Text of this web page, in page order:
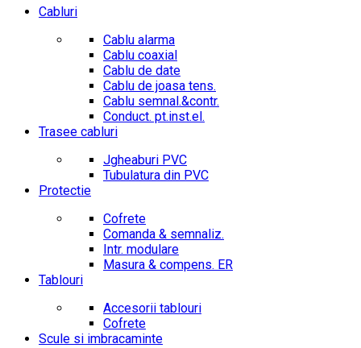
Cabluri
Cablu alarma
Cablu coaxial
Cablu de date
Cablu de joasa tens.
Cablu semnal.&contr.
Conduct. pt.inst.el.
Trasee cabluri
Jgheaburi PVC
Tubulatura din PVC
Protectie
Cofrete
Comanda & semnaliz.
Intr. modulare
Masura & compens. ER
Tablouri
Accesorii tablouri
Cofrete
Scule si imbracaminte